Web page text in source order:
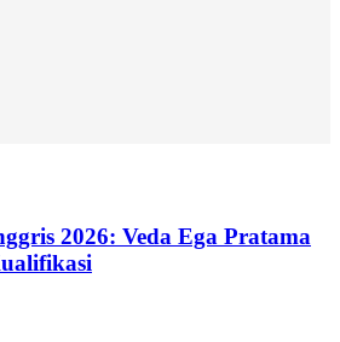
2026: Veda Ega Pratama